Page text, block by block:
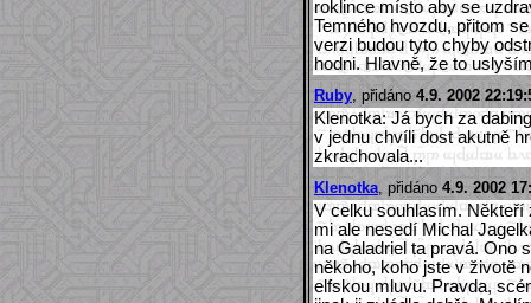
roklince místo aby se
Temného hvozdu, přitom
verzi budou tyto chyby
hodni. Hlavně, že to
Ruby , přidáno 4.9. 2002
Klenotka: Já bych za
v jednu chvíli dost akutně
zkrachovala...
Klenotka, přidáno 4.9. 2002
V celku souhlasím. Někteří
mi ale nesedí Michal
na Galadriel ta pravá. Ono
někoho, koho jste v životě
elfskou mluvu. Pravda,